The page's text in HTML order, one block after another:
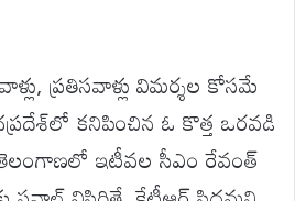
, ప్రతిసవాళ్లువిమర్శల కోసమే
కనిపించిన ఓ కొత్త ఒరవడి
ఇటీవల సీఎం రేవంత్